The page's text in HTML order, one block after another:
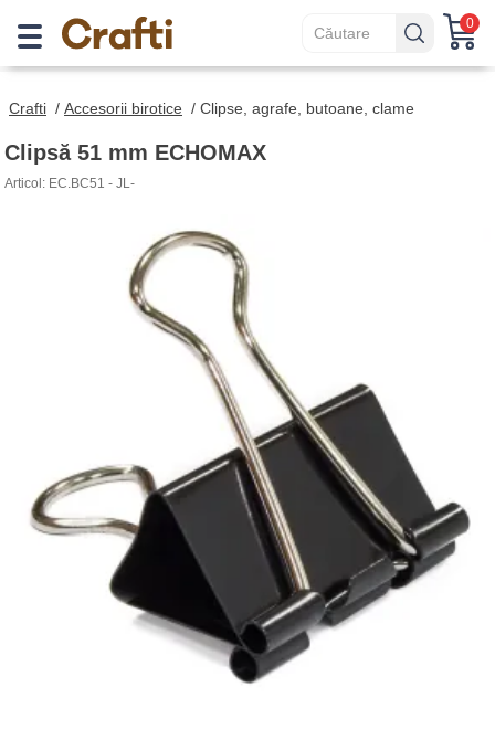
0
Crafti / Accesorii birotice / Clipse, agrafe, butoane, clame
Clipsă 51 mm ECHOMAX
Articol: EC.BC51 - JL-